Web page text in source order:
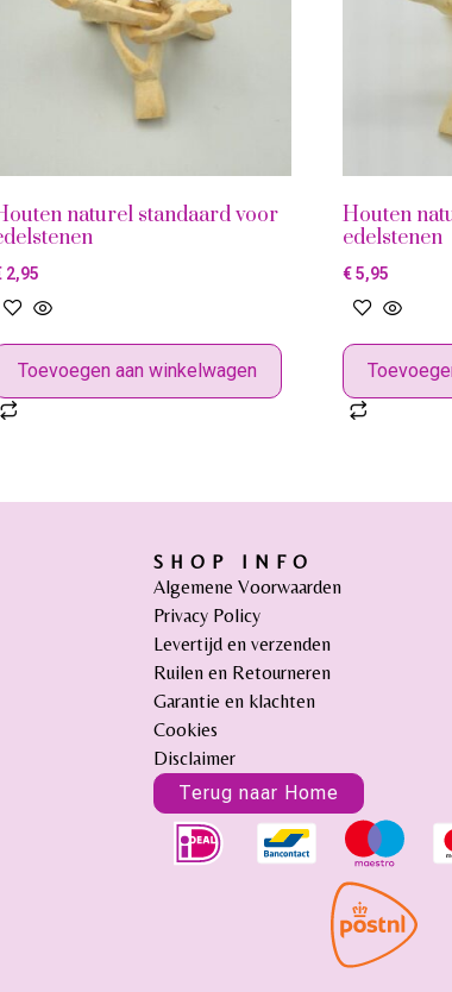
naturel standaard voor
2,95
Toevoegen aan winkelwagen
Houten
edelstenen
€5,95
SHOP INFO
Algemene Voorwaarden
Privacy Policy
Levertijd en verzenden
Ruilen en Retourneren
Garantie en klachten
Cookies
Disclaimer
Terug naar Home